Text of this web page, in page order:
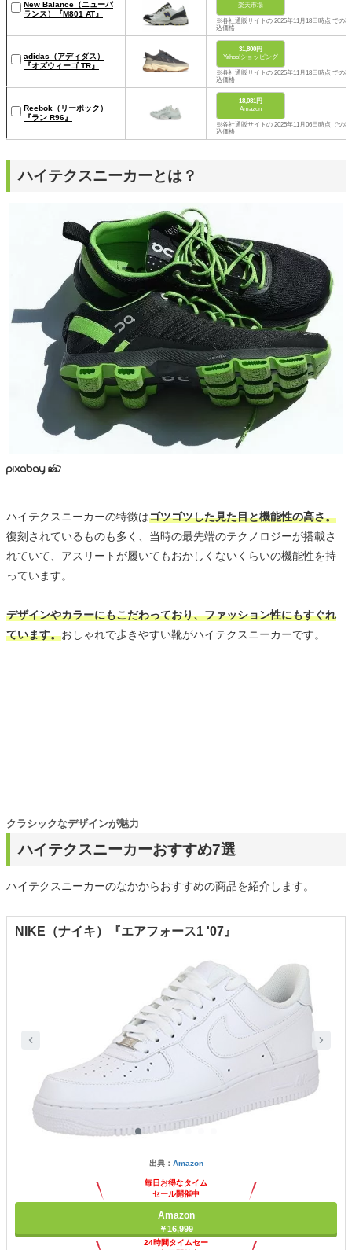
New Balance（ニューバ
ランス）『M801 AT』
楽天市場
※各社通販サイトの 2025年11月18日時点 での税
込価格
adidas（アディダス）
『オズウィーゴ TR』
31,800円
Yahoo!ショッピング
※各社通販サイトの 2025年11月18日時点 での税
込価格
Reebok（リーボック）
『ラン R96』
18,081円
Amazon
※各社通販サイトの 2025年11月06日時点 での税
込価格
ハイテクスニーカーとは？
ハイテクスニーカーの特徴はゴツゴツした見た目と機能性の高さ。
復刻されているものも多く、当時の最先端のテクノロジーが搭載さ
れていて、アスリートが履いてもおかしくないくらいの機能性を持
っています。
デザインやカラーにもこだわっており、ファッション性にもすぐれ
ています。おしゃれで歩きやすい靴がハイテクスニーカーです。
ハイテクスニーカーおすすめ7選
クラシックなデザインが魅力
ハイテクスニーカーのなかからおすすめの商品を紹介します。
NIKE（ナイキ）『エアフォース1 '07』
出典： Amazon
毎日お得なタイム
セール開催中
Amazon
￥16,999
24時間タイムセー